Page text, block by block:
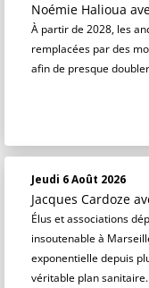
Noémie Halioua
À partir de 2028, les
remplacées par des
afin de presque
Jeudi 6 Août 2026
Jacques Cardoze
Élus et associations
insoutenable à
exponentielle depuis
véritable plan sanitaire.